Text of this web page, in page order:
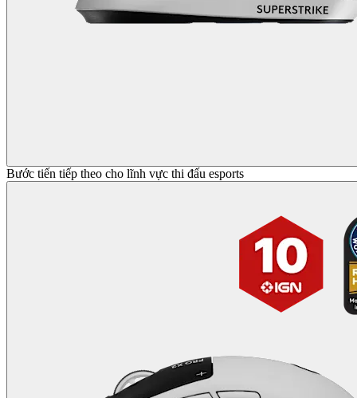
Bước tiến tiếp theo cho lĩnh vực thi đấu esports